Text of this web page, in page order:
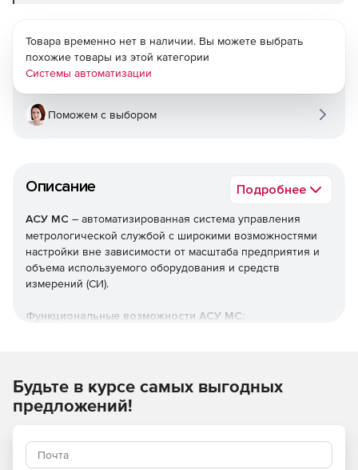
Описание Подробнее
АСУ МС – автоматизированная система управления
метрологической службой с широкими возможностями
настройки вне зависимости от масштаба предприятия и
объема используемого оборудования и средств
измерений (СИ).
Функциональные возможности АСУ МС:
Мобильная версия для получения оперативной
информации о СИ.
Учет средств измерений на основе электронных
паспортов.
Товара временно нет в наличии. Вы можете выбрать
похожие товары из этой категории
Системы автоматизации
Поможем с выбором
Будьте в курсе самых выгодных
предложений!